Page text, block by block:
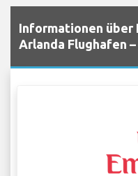
Informationen über
Arlanda Flughafen –